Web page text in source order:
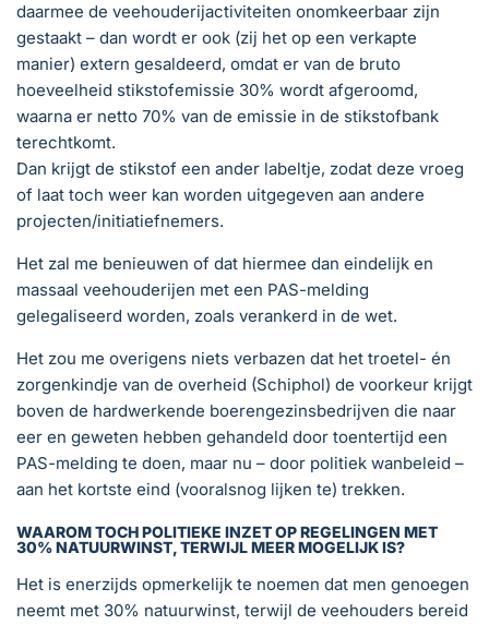
daarmee de veehouderijactiviteiten onomkeerbaar zijn
gestaakt – dan wordt er ook (zij het op een verkapte
manier) extern gesaldeerd, omdat er van de bruto
hoeveelheid stikstofemissie 30% wordt afgeroomd,
waarna er netto 70% van de emissie in de stikstofbank
terechtkomt.
Dan krijgt de stikstof een ander labeltje, zodat deze vroeg
of laat toch weer kan worden uitgegeven aan andere
projecten/initiatiefnemers.
Het zal me benieuwen of dat hiermee dan eindelijk en
massaal veehouderijen met een PAS-melding
gelegaliseerd worden, zoals verankerd in de wet.
Het zou me overigens niets verbazen dat het troetel- én
zorgenkindje van de overheid (Schiphol) de voorkeur krijgt
boven de hardwerkende boerengezinsbedrijven die naar
eer en geweten hebben gehandeld door toentertijd een
PAS-melding te doen, maar nu – door politiek wanbeleid –
aan het kortste eind (vooralsnog lijken te) trekken.
WAAROM TOCH POLITIEKE INZET OP REGELINGEN MET
30% NATUURWINST, TERWIJL MEER MOGELIJK IS?
Het is enerzijds opmerkelijk te noemen dat men genoegen
neemt met 30% natuurwinst, terwijl de veehouders bereid